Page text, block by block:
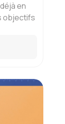
en
objectifs